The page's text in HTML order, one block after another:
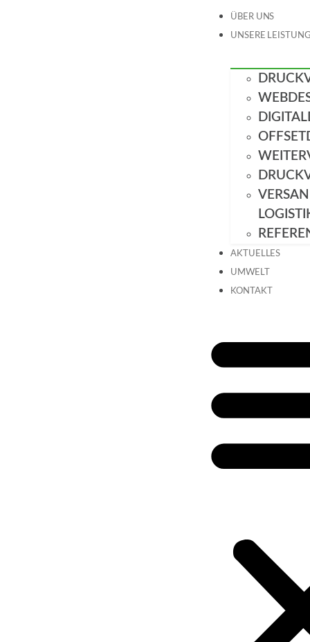
ÜBER UNS
UNSERE
AKTUELLES
UMWELT
KONTAKT